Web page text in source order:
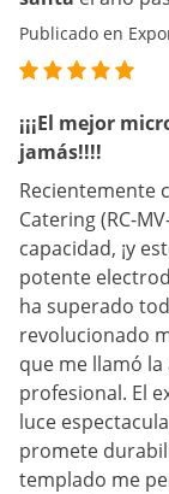
Publicado en
¡¡¡El mejor
jamás!!!!
Recientemente
Catering (RC-
capacidad, ¡y
potente
ha superado
revolucionado
que me llamó
profesional. El
luce
promete
templado me